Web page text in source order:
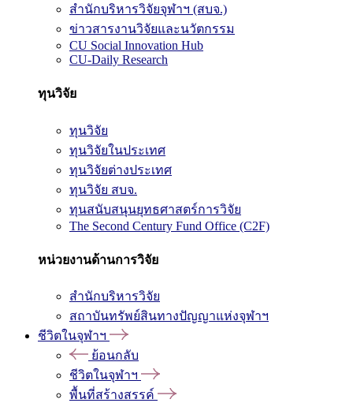
สำนักบริหารวิจัยจุฬาฯ (สบจ.)
ข่าวสารงานวิจัยและนวัตกรรม
CU Social Innovation Hub
CU-Daily Research
ทุนวิจัย
ทุนวิจัย
ทุนวิจัยในประเทศ
ทุนวิจัยต่างประเทศ
ทุนวิจัย สบจ.
ทุนสนับสนุนยุทธศาสตร์การวิจัย
The Second Century Fund Office (C2F)
หน่วยงานด้านการวิจัย
สำนักบริหารวิจัย
สถาบันทรัพย์สินทางปัญญาแห่งจุฬาฯ
ชีวิตในจุฬาฯ
ย้อนกลับ
ชีวิตในจุฬาฯ
พื้นที่สร้างสรรค์